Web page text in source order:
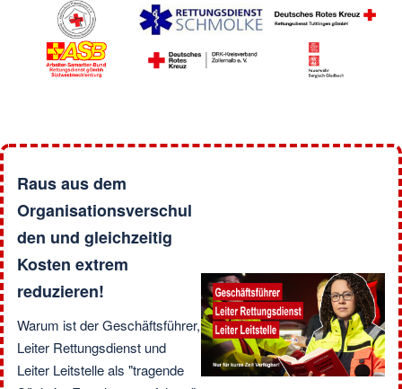
Raus aus dem
Organisationsverschul
den und gleichzeitig
Kosten extrem
reduzieren!
Warum ist der Geschäftsführer,
Leiter Rettungsdienst und